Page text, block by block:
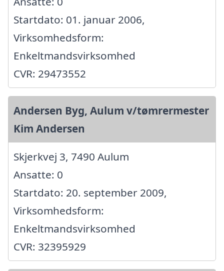
Startdato: 01. januar 2006,
Virksomhedsform:
Enkeltmandsvirksomhed
CVR: 29473552
Andersen Byg, Aulum v/tømrermester
Kim Andersen
Skjerkvej 3, 7490 Aulum
Ansatte: 0
Startdato: 20. september 2009,
Virksomhedsform:
Enkeltmandsvirksomhed
CVR: 32395929